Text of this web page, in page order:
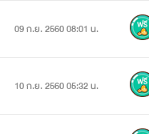
09 ก.ย. 2560 08:01 น.
10 ก.ย. 2560 05:32 น.